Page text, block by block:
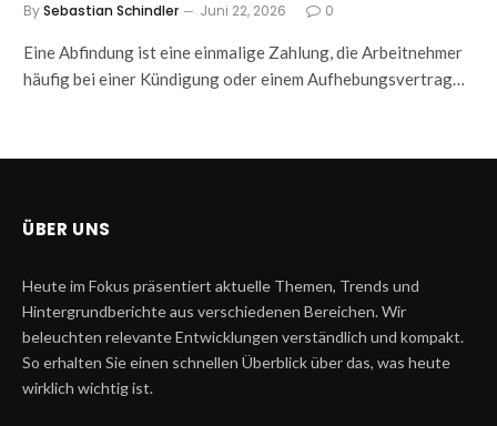
BySebastian Schindler Juni 22, 2026 0
Eine Abfindung ist eine einmalige Zahlung, die Arbeitnehmer
häufig bei einer Kündigung oder einem Aufhebungsvertrag…
ÜBER UNS
Heute im Fokus präsentiert aktuelle Themen, Trends und
Hintergrundberichte aus verschiedenen Bereichen. Wir
beleuchten relevante Entwicklungen verständlich und kompakt.
So erhalten Sie einen schnellen Überblick über das, was heute
wirklich wichtig ist.